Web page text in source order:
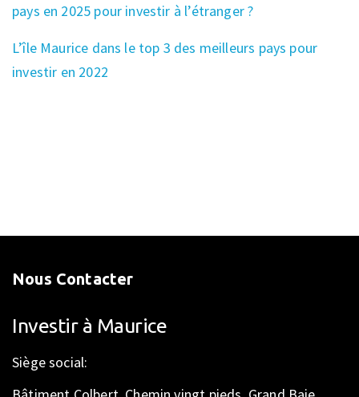
pays en 2025 pour investir à l’étranger ?
L’île Maurice dans le top 3 des meilleurs pays pour
investir en 2022
Nous Contacter
Investir à Maurice
Siège social: